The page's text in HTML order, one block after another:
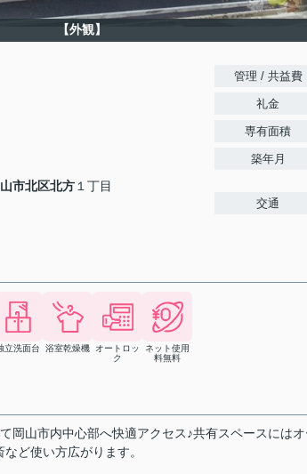
【外観】
市北区北方 １丁目
管理 / 共益費
礼金
専有面積
築年月
交通
立洗面台 浴室乾燥機
オートロッ
ク
ネット使用
料無料
岡山市内中心部へ快適アクセス♪共有スペースには
ど使い方広がります。